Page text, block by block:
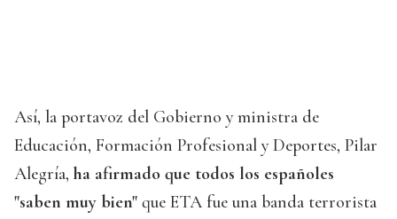
Así, la portavoz del Gobierno y ministra de
Educación, Formación Profesional y Deportes, Pilar
Alegría, ha afirmado que todos los españoles
"saben muy bien" que ETA fue una banda terrorista